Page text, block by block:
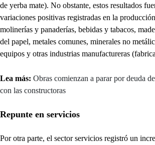
de yerba mate). No obstante, estos resultados
variaciones positivas registradas en la
molinerías y panaderías, bebidas y tabacos,
del papel, metales comunes, minerales no
equipos y otras industrias manufactureras
Lea más: Obras comienzan a parar por deuda
con las constructoras
Repunte en servicios
Por otra parte, el sector servicios registró un